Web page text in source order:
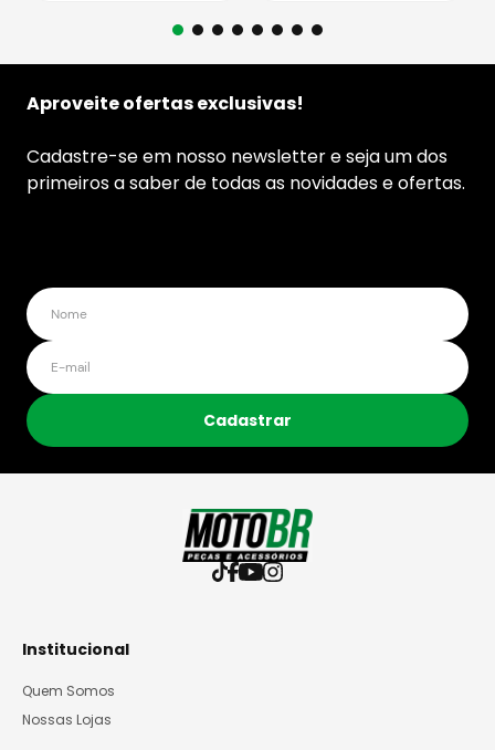
Aproveite ofertas exclusivas!
Cadastre-se em nosso newsletter e seja um dos
primeiros a saber de todas as novidades e ofertas.
Cadastrar
Institucional
Quem Somos
Nossas Lojas